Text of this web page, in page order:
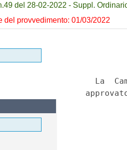
del 28-02-2022 - Suppl.
del provvedimento: 01/03/2022